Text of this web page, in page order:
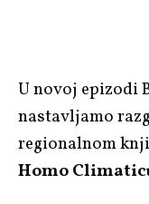
U novoj epizodi
nastavljamo
regionalnom
Homo